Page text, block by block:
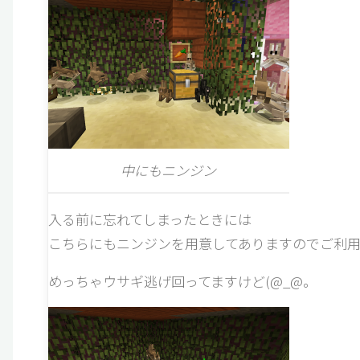
中にもニンジン
入る前に忘れてしまったときには
こちらにもニンジンを用意してありますのでご利用
めっちゃウサギ逃げ回ってますけど(@_@。